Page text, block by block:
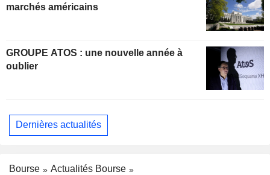
marchés américains
GROUPE ATOS : une nouvelle année à
oublier
Dernières actualités
Bourse
Actualités Bourse